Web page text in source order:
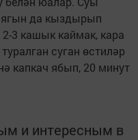
ягын да кыздырып
3 кашык каймак, кара
суган өстиләр
капкач ябып, 20 минут
и интересным в